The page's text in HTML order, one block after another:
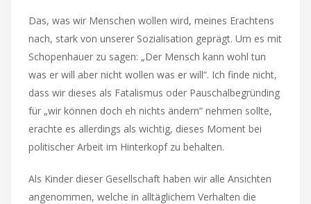
Das, was wir Menschen wollen wird, meines Erachtens
nach, stark von unserer Sozialisation geprägt. Um es mit
Schopenhauer zu sagen: „Der Mensch kann wohl tun
was er will aber nicht wollen was er will“. Ich finde nicht,
dass wir dieses als Fatalismus oder Pauschalbegründing
für „wir können doch eh nichts ändern“ nehmen sollte,
erachte es allerdings als wichtig, dieses Moment bei
politischer Arbeit im Hinterkopf zu behalten.
Als Kinder dieser Gesellschaft haben wir alle Ansichten
angenommen, welche in alltäglichem Verhalten die